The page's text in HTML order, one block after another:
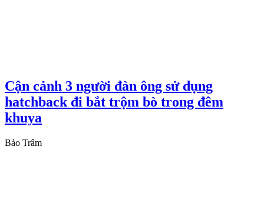
Cận cảnh 3 người đàn ông sử dụng
hatchback đi bắt trộm bò trong đêm
khuya
Bảo Trâm